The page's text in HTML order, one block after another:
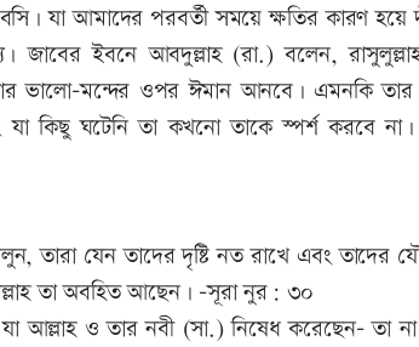
যা আমাদের পরবর্তী সময়ে ক্ষতির কারণ হয়ে
জাবের ইবনে আবদুল্লাহ (রা.) বলেন,
ভালো-মন্দের ওপর ঈমান আনবে। এমনকি তার
কিছু ঘটেনি তা কখনো তাকে স্পর্শ করবে
তারা যেন তাদের দৃষ্টি নত রাখে এবং তাদের
তা অবহিত আছেন। -সূরা নুর: ৩০
ও তার নবী (সা.) নিষেধ করেছেন- তা না